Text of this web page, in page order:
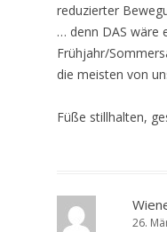
reduzierter
… denn DAS wäre
Frühjahr/
die meisten von
Füße stillhalten,
26.